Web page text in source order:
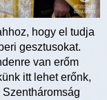
hogy el tudja
gesztusokat.
van erőm
itt lehet erőnk,